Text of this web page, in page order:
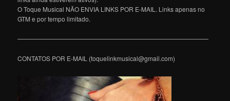
O Toque Musical NÃO ENVIA LINKS POR E-MAIL. Links apenas no
GTM e por tempo limitado.
———————————————————————————————
CONTATOS POR E-MAIL (toquelinkmusical@gmail.com)